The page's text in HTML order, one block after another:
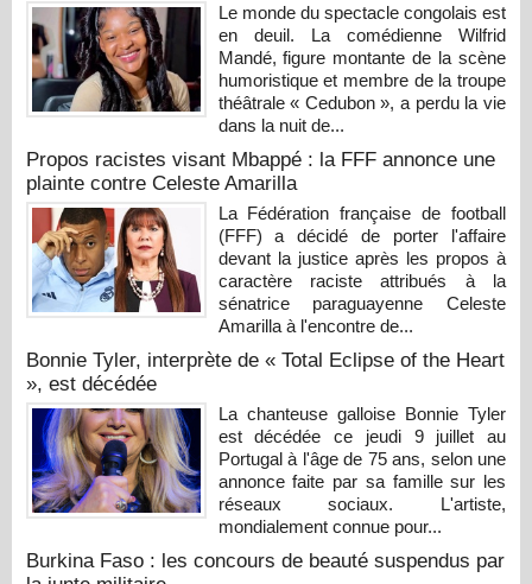
Le monde du spectacle congolais est
en deuil. La comédienne Wilfrid
Mandé, figure montante de la scène
humoristique et membre de la troupe
théâtrale « Cedubon », a perdu la vie
dans la nuit de...
Propos racistes visant Mbappé : la FFF annonce une
plainte contre Celeste Amarilla
La Fédération française de football
(FFF) a décidé de porter l'affaire
devant la justice après les propos à
caractère raciste attribués à la
sénatrice paraguayenne Celeste
Amarilla à l'encontre de...
Bonnie Tyler, interprète de « Total Eclipse of the Heart
», est décédée
La chanteuse galloise Bonnie Tyler
est décédée ce jeudi 9 juillet au
Portugal à l'âge de 75 ans, selon une
annonce faite par sa famille sur les
réseaux sociaux. L'artiste,
mondialement connue pour...
Burkina Faso : les concours de beauté suspendus par